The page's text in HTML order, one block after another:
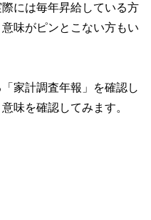
には毎年昇給している方
味がピンとこない方もい
家計調査年報」を確認し
味を確認してみます。